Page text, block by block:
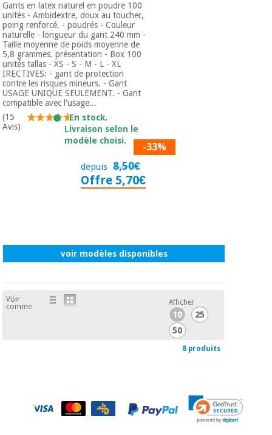
Gants en latex naturel en poudre 100
unités - Ambidextre, doux au toucher,
poing renforcé. - poudrés - Couleur
naturelle - longueur du gant 240 mm -
Taille moyenne de poids moyenne de
5,8 grammes. présentation - Box 100
unités tallas - XS - S - M - L - XL
IRECTIVES: - gant de protection
contre les risques mineurs. - Gant
USAGE UNIQUE SEULEMENT. - Gant
compatible avec l'usage...
(15
Avis)
En stock.
Livraison selon le
modèle choisi.
-33%
depuis 8,50€
Offre 5,70€
voir modèles disponibles
Voir
comme
Afficher
10
25
50
8 produits